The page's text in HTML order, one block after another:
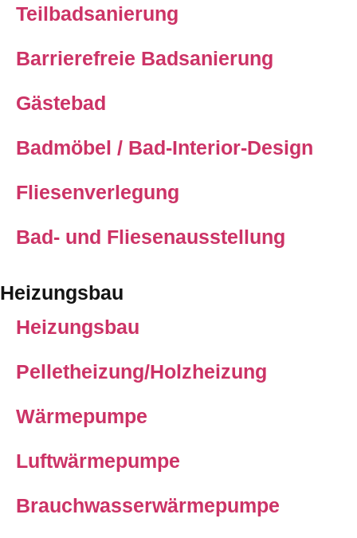
Teilbadsanierung
Barrierefreie Badsanierung
Gästebad
Badmöbel / Bad-Interior-Design
Fliesenverlegung
Bad- und Fliesenausstellung
Heizungsbau
Heizungsbau
Pelletheizung/Holzheizung
Wärmepumpe
Luftwärmepumpe
Brauchwasserwärmepumpe